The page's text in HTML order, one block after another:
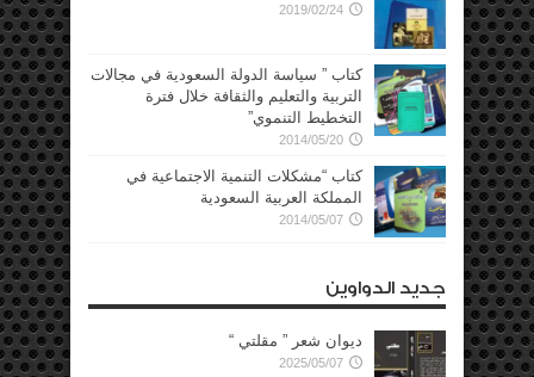
2019/02/24
كتاب ” سياسة الدولة السعودية في مجالات
التربية والتعليم والثقافة خلال فترة
التخطيط التنموي”
2014/05/20
كتاب “مشكلات التنمية الاجتماعية في
المملكة العربية السعودية
2014/05/07
جديد الدواوين
ديوان شعر ” مقلتي “
2025/05/07